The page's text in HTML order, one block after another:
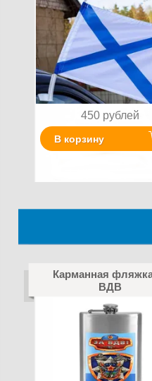
450 рублей
В корзину
Карманная
ВДВ